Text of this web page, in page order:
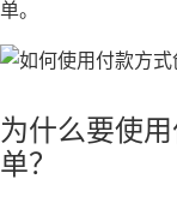
单。
为什么要使
单？